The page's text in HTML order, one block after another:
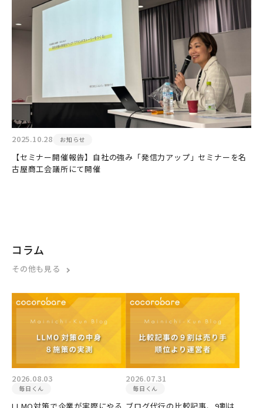
2025.10.28 お知らせ
【セミナー開催報告】自社の強み「発信力アップ」セミナーを名
古屋商工会議所にて開催
コラム
その他も見る
2026.08.03
毎日くん
2026.07.31
毎日くん